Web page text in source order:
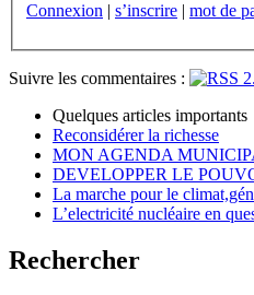
Connexion | s’inscrire | mot de
Suivre les commentaires :
Quelques articles importants
Reconsidérer la richesse
MON AGENDA
DEVELOPPER LE
La marche pour le
L’electricité nucléaire en
Rechercher